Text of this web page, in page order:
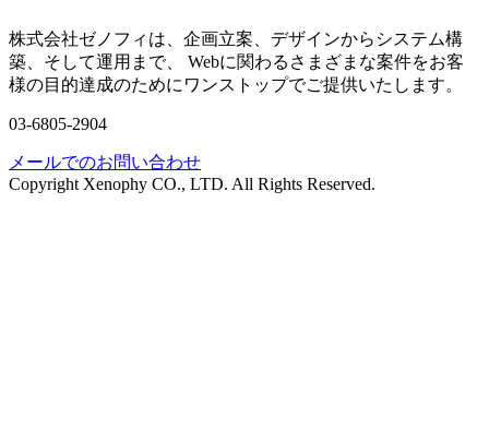
株式会社ゼノフィは、企画立案、デザインからシステム構
築、そして運用まで、 Webに関わるさまざまな案件をお客
様の目的達成のためにワンストップでご提供いたします。
03-6805-2904
メールでのお問い合わせ
Copyright Xenophy CO., LTD. All Rights Reserved.